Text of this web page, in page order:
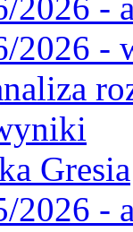
2026 -
Gresia
-